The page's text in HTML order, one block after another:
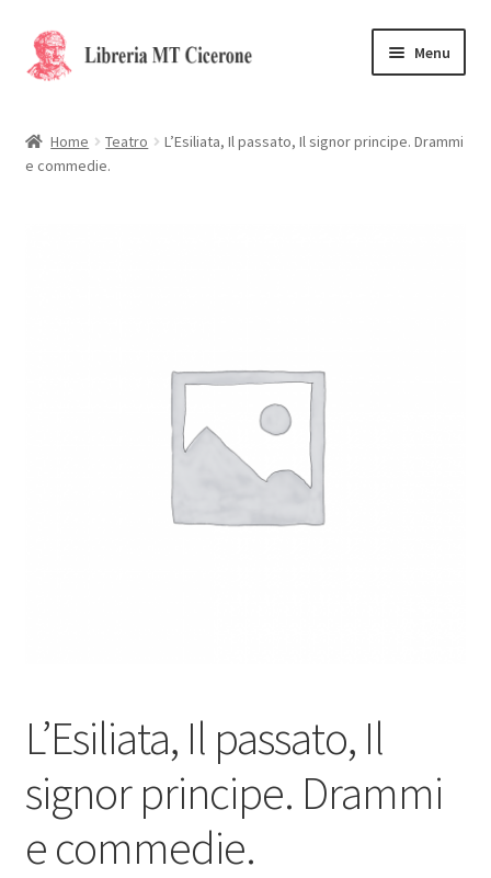
Vai
alla
Vai
al
Menu
Libri rari
Home Teatro
L’Esiliata, Il passato, Il signor principe. Drammi
e commedie.
L’Esiliata, Il passato, Il
signor principe. Drammi
e commedie.